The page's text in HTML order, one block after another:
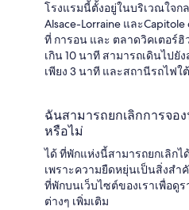
โรงแรมนี้ตั้งอยู่ในบริเวณใจก
Alsace-Lorraine และ
ที่ การอน และ ตลาดวิคเตอร์ฮิ
เกิน 10 นาที สามารถเดินไปยั
เพียง 3 นาที และสถานีรถไฟ
ฉันสามารถยกเลิกการจอ
หรือไม่
ได้ ที่พักแห่งนี้สามารถยกเลิก
เพราะความยืดหยุ่นเป็นสิ่งสำ
ที่พักบนเว็บไซต์ของเราเพื่อดู
ต่างๆ เพิ่มเติม